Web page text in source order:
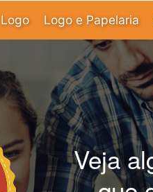
Logo Logo e Papelaria
Veja